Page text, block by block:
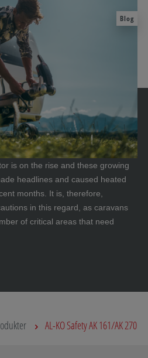
Blog
is on the rise and these growing
headlines and caused heated
months. It is, therefore,
in this regard, as caravans
of critical areas that need
AL-KO Safety AK 161/AK 270